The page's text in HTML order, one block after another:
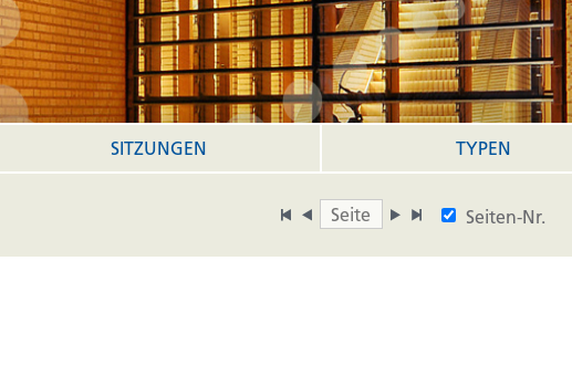
SITZUNGEN TYPEN
Seiten-Nr.